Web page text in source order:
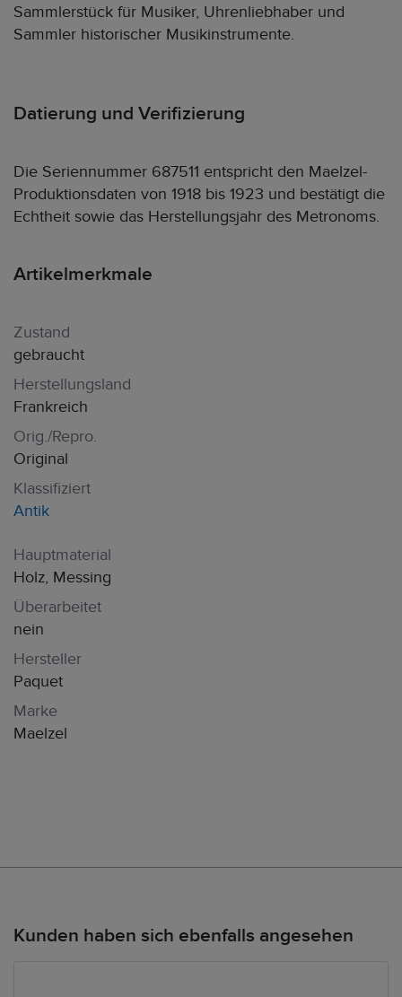
Sammlerstück für Musiker, Uhrenliebhaber und
Sammler historischer Musikinstrumente.
Datierung und Verifizierung
Die Seriennummer 687511 entspricht den Maelzel-
Produktionsdaten von 1918 bis 1923 und bestätigt die
Echtheit sowie das Herstellungsjahr des Metronoms.
Artikelmerkmale
Zustand
gebraucht
Herstellungsland
Frankreich
Orig./Repro.
Original
Klassifiziert
Antik
Hauptmaterial
Holz, Messing
Überarbeitet
nein
Hersteller
Paquet
Marke
Maelzel
Kunden haben sich ebenfalls angesehen